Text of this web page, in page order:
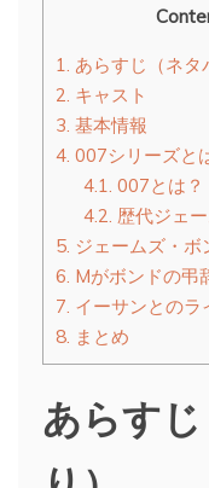
1.
あらすじ（ネタ
2. キャスト
3. 基本情報
4. 007シリーズと
4.1. 007とは？
4.2. 歴代ジェ
5. ジェームズ・ボ
6. Mがボンドの弔
7. イーサンとのラ
8. まとめ
あらす